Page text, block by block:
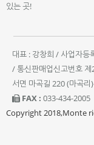
있는 곳!
대표 : 강창희 / 사업자
/ 통신판매업신고번호
서면 마곡길 220 (마곡
FAX : 033-434-2005
Copyright 2018,Monte